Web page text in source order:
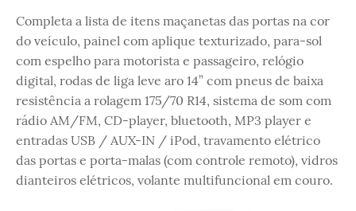
Completa a lista de itens maçanetas das portas na cor
do veículo, painel com aplique texturizado, para-sol
com espelho para motorista e passageiro, relógio
digital, rodas de liga leve aro 14” com pneus de baixa
resistência a rolagem 175/70 R14, sistema de som com
rádio AM/FM, CD-player, bluetooth, MP3 player e
entradas USB / AUX-IN / iPod, travamento elétrico
das portas e porta-malas (com controle remoto), vidros
dianteiros elétricos, volante multifuncional em couro.